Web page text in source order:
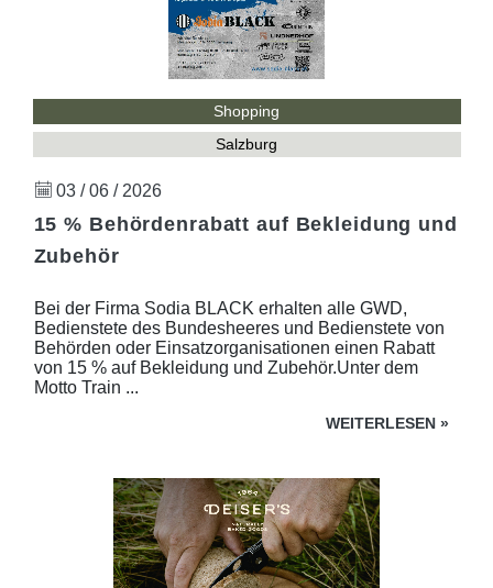
Shopping
Salzburg
03 / 06 / 2026
15 % Behördenrabatt auf Bekleidung und
Zubehör
Bei der Firma Sodia BLACK erhalten alle GWD,
Bedienstete des Bundesheeres und Bedienstete von
Behörden oder Einsatzorganisationen einen Rabatt
von 15 % auf Bekleidung und Zubehör.Unter dem
Motto Train ...
WEITERLESEN »